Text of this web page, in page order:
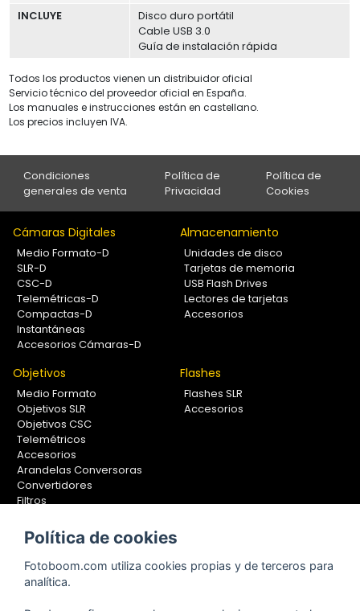
INCLUYE
Disco duro portátil
Cable USB 3.0
Guía de instalación rápida
Todos los productos vienen un distribuidor oficial
Servicio técnico del proveedor oficial en España.
Los manuales e instrucciones están en castellano.
Los precios incluyen IVA.
Condiciones
generales de venta
Política de
Privacidad
Política de
Cookies
Cámaras Digitales
Medio Formato-D
SLR-D
CSC-D
Telemétricas-D
Compactas-D
Instantáneas
Accesorios Cámaras-D
Almacenamiento
Unidades de disco
Tarjetas de memoria
USB Flash Drives
Lectores de tarjetas
Accesorios
Objetivos
Medio Formato
Objetivos SLR
Objetivos CSC
Telemétricos
Accesorios
Arandelas Conversoras
Convertidores
Filtros
Calibradores
Flashes
Flashes SLR
Accesorios
Soportes Fotografía
Monopiés
Política de cookies
Fotoboom.com utiliza cookies propias y de terceros para
analítica.